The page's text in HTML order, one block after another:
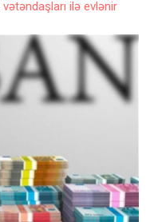
vətəndaşları ilə evlənir